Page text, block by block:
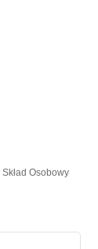
Skład Osobowy